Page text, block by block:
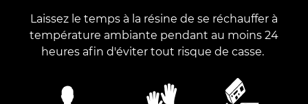
Laissez le temps à la résine de se réchauffer à
température ambiante pendant au moins 24
heures afin d'éviter tout risque de casse.